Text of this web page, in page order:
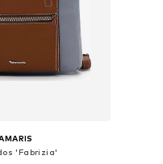
'Fabrizia'